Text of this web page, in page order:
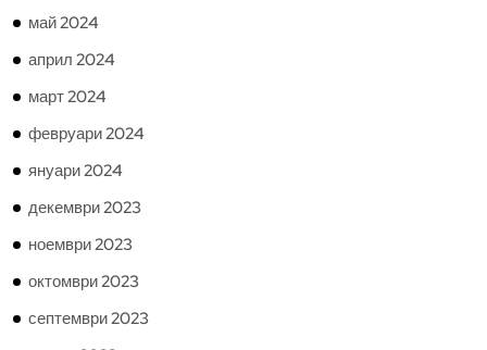
май 2024
април 2024
март 2024
февруари 2024
януари 2024
декември 2023
ноември 2023
октомври 2023
септември 2023